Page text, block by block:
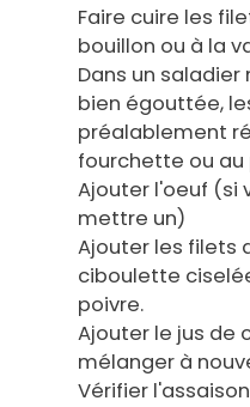
Faire cuire les
bouillon ou à la
Dans un
bien égouttée,
préalablement
fourchette ou au
Ajouter l'oeuf (si
mettre un)
Ajouter les filets
ciboulette
poivre.
Ajouter le jus de
mélanger à
Vérifier